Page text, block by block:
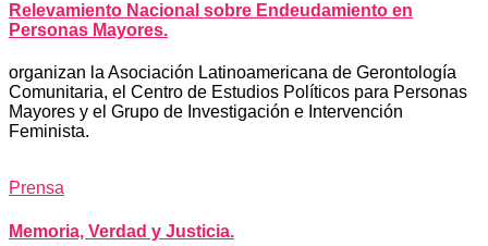
Relevamiento Nacional sobre Endeudamiento en
Personas Mayores.
organizan la Asociación Latinoamericana de Gerontología
Comunitaria, el Centro de Estudios Políticos para Personas
Mayores y el Grupo de Investigación e Intervención
Feminista.
Prensa
Memoria, Verdad y Justicia.